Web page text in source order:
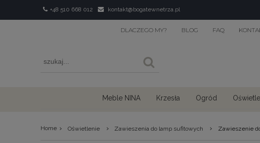
+48 510 668 012 kontakt@bogatewnetrza.pl
DLACZEGO MY? BLOG FAQ
Meble NINA Krzesła Ogród
Home › Oświetlenie › Zawieszenia do lamp sufitowych › Zawieszenie